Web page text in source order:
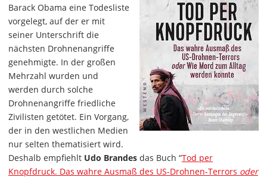
Barack Obama eine Todesliste
vorgelegt, auf der er mit
seiner Unterschrift die
nächsten Drohnenangriffe
genehmigte. In der großen
Mehrzahl wurden und
werden durch solche
Drohnenangriffe friedliche
Zivilisten getötet. Ein Vorgang,
der in den westlichen Medien
nur selten thematisiert wird.
Deshalb empfiehlt Udo Brandes das Buch “Tod per
Knopfdruck. Das wahre Ausmaß des US-Drohnen-Terrors oder